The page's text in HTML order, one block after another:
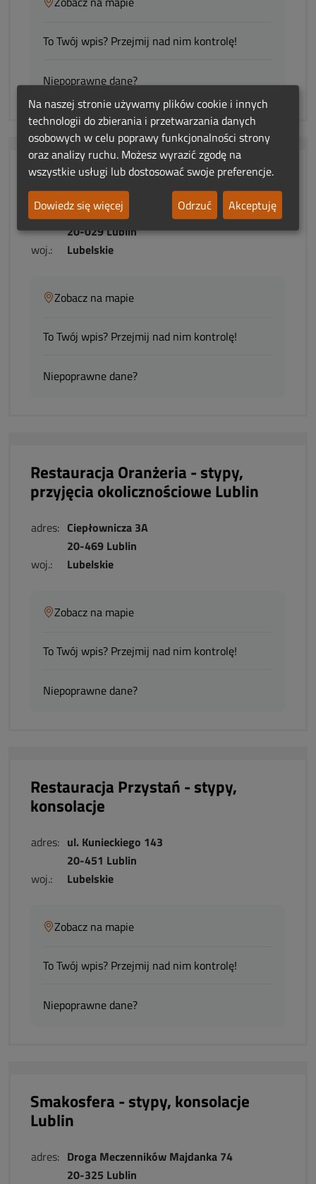
To Twój wpis? Przejmij nad nim kontrolę!
Niepoprawne dane?
Restauracja Insomnia
adres: Marii Curie Skłodowskiej 12
20-029 Lublin
woj.:
Lubelskie
Zobacz na mapie
To Twój wpis? Przejmij nad nim kontrolę!
Niepoprawne dane?
Restauracja Oranżeria - stypy,
przyjęcia okolicznościowe Lublin
adres: Ciepłownicza 3A
20-469 Lublin
woj.:
Lubelskie
Zobacz na mapie
To Twój wpis? Przejmij nad nim kontrolę!
Niepoprawne dane?
Restauracja Przystań - stypy,
konsolacje
adres: ul. Kunieckiego 143
20-451 Lublin
woj.:
Lubelskie
Zobacz na mapie
To Twój wpis? Przejmij nad nim kontrolę!
Niepoprawne dane?
Smakosfera - stypy, konsolacje
Lublin
adres: Droga Meczenników Majdanka 74
20-325 Lublin
Na naszej stronie używamy plików cookie i innych
technologii do zbierania i przetwarzania danych
osobowych w celu poprawy funkcjonalności strony
oraz analizy ruchu. Możesz wyrazić zgodę na
wszystkie usługi lub dostosować swoje preferencje.
Dowiedz się więcej
Odrzuć Akceptuję